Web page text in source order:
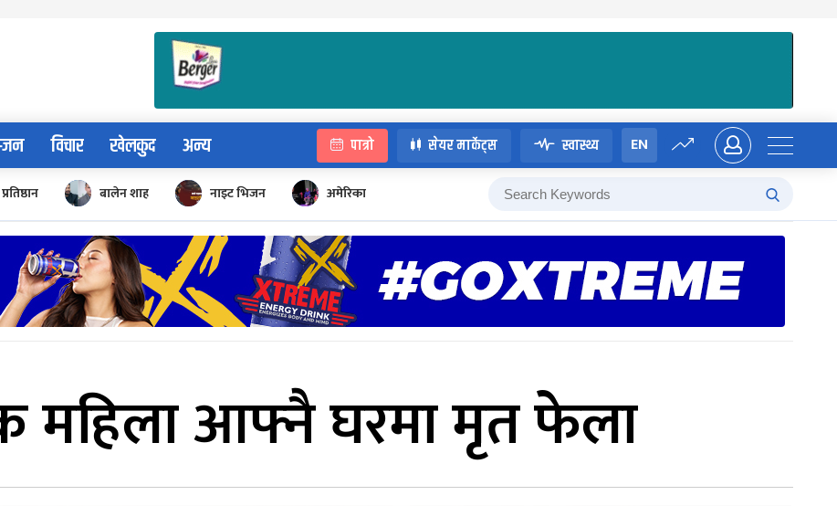
विचार खेलकुद अन्य पात्रो सेयर मार्केट्स स्वास्थ्य EN
बालेन शाह नाइट भिजन अमेरिका
महिला आफ्नै घरमा मृत फेला